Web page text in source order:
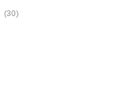
(30)